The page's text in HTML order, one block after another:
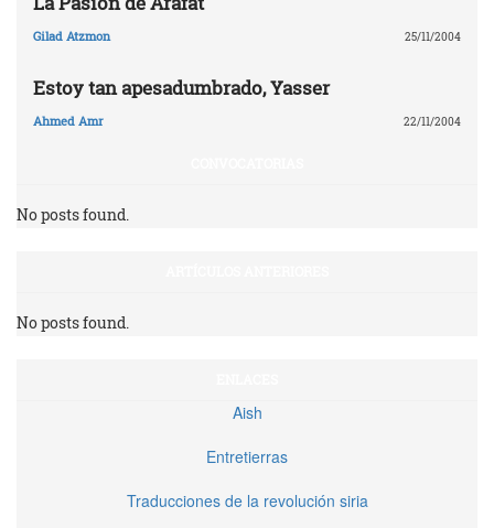
Gilad Atzmon 25/11/2004
Estoy tan apesadumbrado, Yasser
Ahmed Amr 22/11/2004
No posts found.
No posts found.
Aish
Entretierras
Traducciones de la revolución siria